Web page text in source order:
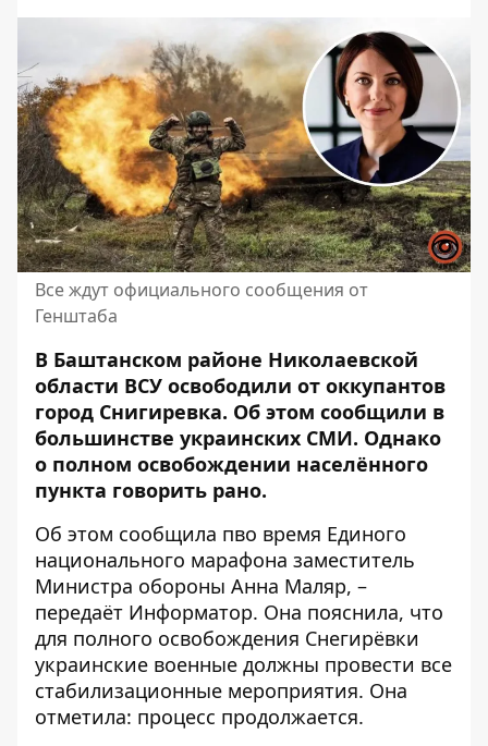
Все ждут официального сообщения от
Генштаба
В Баштанском районе Николаевской
области ВСУ освободили от оккупантов
город Снигиревка. Об этом сообщили в
большинстве украинских СМИ. Однако
о полном освобождении населённого
пункта говорить рано.
Об этом сообщила пво время Единого
национального марафона заместитель
Министра обороны Анна Маляр, –
передаёт Информатор. Она пояснила, что
для полного освобождения Снегирёвки
украинские военные должны провести все
стабилизационные мероприятия. Она
отметила: процесс продолжается.